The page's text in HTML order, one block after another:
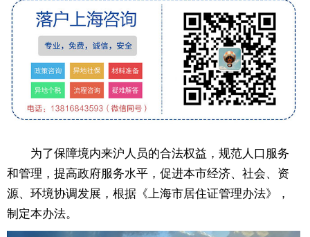
为了保障境内来沪人员的合法权益，规范人口服务
和管理，提高政府服务水平，促进本市经济、社会、资
源、环境协调发展，根据《上海市居住证管理办法》，
制定本办法。